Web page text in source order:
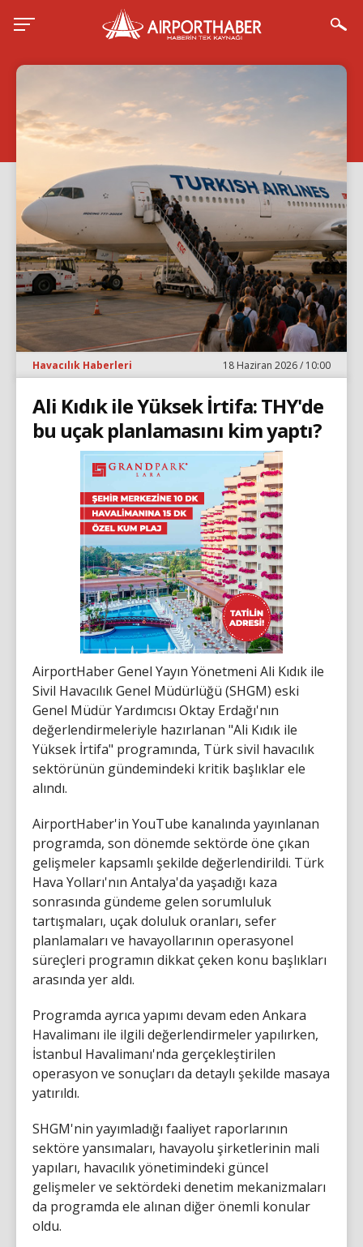
Havacılık Haberleri 18 Haziran 2026 / 10:00
Ali Kıdık ile Yüksek İrtifa: THY'de
bu uçak planlamasını kim yaptı?
AirportHaber Genel Yayın Yönetmeni Ali Kıdık ile
Sivil Havacılık Genel Müdürlüğü (SHGM) eski
Genel Müdür Yardımcısı Oktay Erdağı'nın
değerlendirmeleriyle hazırlanan "Ali Kıdık ile
Yüksek İrtifa" programında, Türk sivil havacılık
sektörünün gündemindeki kritik başlıklar ele
alındı.
AirportHaber'in YouTube kanalında yayınlanan
programda, son dönemde sektörde öne çıkan
gelişmeler kapsamlı şekilde değerlendirildi. Türk
Hava Yolları'nın Antalya'da yaşadığı kaza
sonrasında gündeme gelen sorumluluk
tartışmaları, uçak doluluk oranları, sefer
planlamaları ve havayollarının operasyonel
süreçleri programın dikkat çeken konu başlıkları
arasında yer aldı.
Programda ayrıca yapımı devam eden Ankara
Havalimanı ile ilgili değerlendirmeler yapılırken,
İstanbul Havalimanı'nda gerçekleştirilen
operasyon ve sonuçları da detaylı şekilde masaya
yatırıldı.
SHGM'nin yayımladığı faaliyet raporlarının
sektöre yansımaları, havayolu şirketlerinin mali
yapıları, havacılık yönetimindeki güncel
gelişmeler ve sektördeki denetim mekanizmaları
da programda ele alınan diğer önemli konular
oldu.